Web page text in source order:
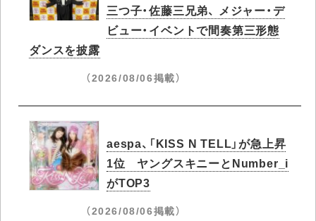
三つ子・佐藤三兄弟、 メジャー・デ
ビュー・イベントで間奏第三形態
ダンスを披露
（2026/08/06掲載）
aespa、「KISS N TELL」が急上昇
1位 ヤングスキニーとNumber_i
がTOP3
（2026/08/06掲載）